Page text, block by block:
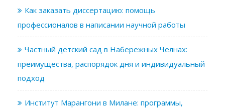
Как заказать диссертацию: помощь
профессионалов в написании научной работы
Частный детский сад в Набережных Челнах:
преимущества, распорядок дня и индивидуальный
подход
Институт Марангони в Милане: программы,